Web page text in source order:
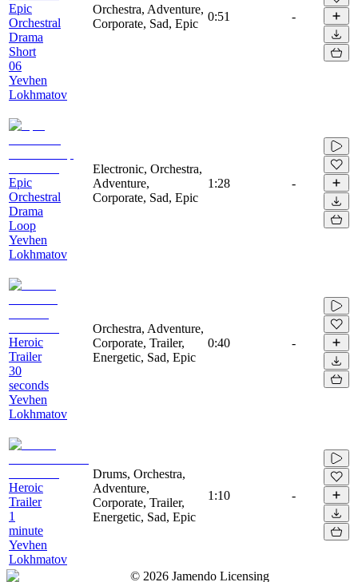
Epic
Orchestral
Drama
Short
06
Yevhen
Lokhmatov
Orchestra, Adventure,
Corporate, Sad, Epic
0:51 -
Epic
Orchestral
Drama
Loop
Yevhen
Lokhmatov
Electronic, Orchestra,
Adventure,
Corporate, Sad, Epic
1:28 -
Heroic
Trailer
30
seconds
Yevhen
Lokhmatov
Orchestra, Adventure,
Corporate, Trailer,
Energetic, Sad, Epic
0:40 -
Heroic
Trailer
1
minute
Yevhen
Lokhmatov
Drums, Orchestra,
Adventure,
Corporate, Trailer,
Energetic, Sad, Epic
1:10 -
© 2026 Jamendo Licensing